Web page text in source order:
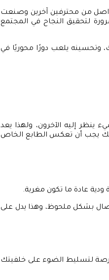
من محترفين آخرين وصنعت
لتحقيق النجاح في المجتمع
وتحسينه يلعب دورًا محوريًا في
ينظر إليه الآخرون، ولهذا يعد
لذلك يجب أن تعكس الطابع الخاص
عادة ما تكون مغرية.
بشكل ملحوظ، وهذا يدل على
لتسليط الضوء على خلفيتك